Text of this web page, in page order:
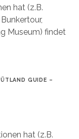
hat (z.B.
Museum) findet
GUIDE –
hat (z.B.